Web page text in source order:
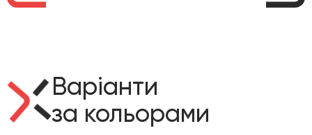
Варіанти
за кольорами